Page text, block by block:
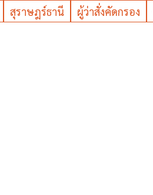
สุราษฎร์ธานี ผู้ว่าสั่งคัดกรอง